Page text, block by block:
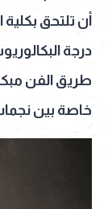
أن تلتحق
درجة
طريق الفن
خاصة بين